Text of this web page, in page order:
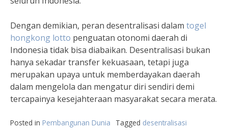
Dengan demikian, peran desentralisasi dalam togel
hongkong lotto penguatan otonomi daerah di
Indonesia tidak bisa diabaikan. Desentralisasi bukan
hanya sekadar transfer kekuasaan, tetapi juga
merupakan upaya untuk memberdayakan daerah
dalam mengelola dan mengatur diri sendiri demi
tercapainya kesejahteraan masyarakat secara merata.
Posted in Pembangunan Dunia Tagged desentralisasi